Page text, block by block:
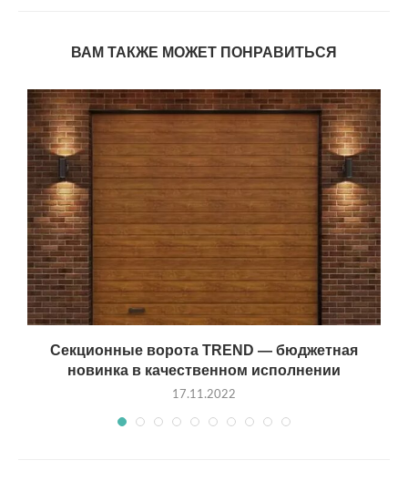
ВАМ ТАКЖЕ МОЖЕТ ПОНРАВИТЬСЯ
Секционные ворота TREND — бюджетная
новинка в качественном исполнении
17.11.2022